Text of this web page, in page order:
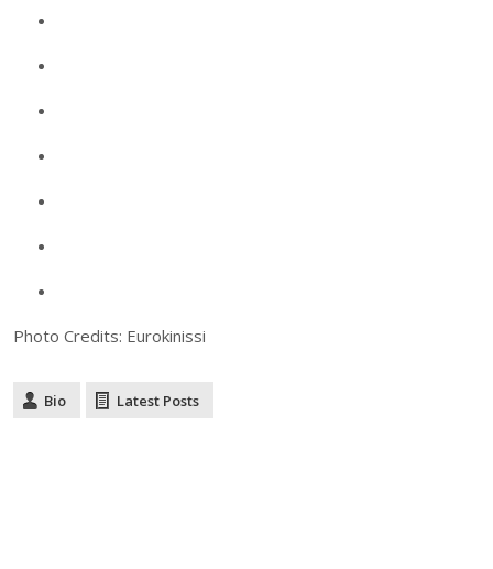
Photo Credits: Eurokinissi
Bio Latest Posts